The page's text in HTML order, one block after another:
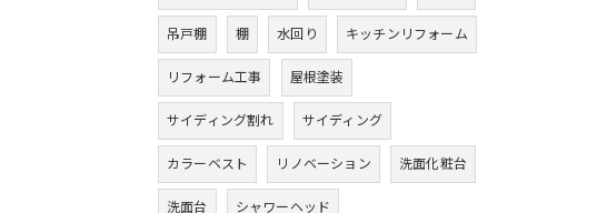
吊戸棚 棚 水回り キッチンリフォーム
リフォーム工事 屋根塗装
サイディング割れ サイディング
カラーベスト リノベーション 洗面化粧台
洗面台 シャワーヘッド